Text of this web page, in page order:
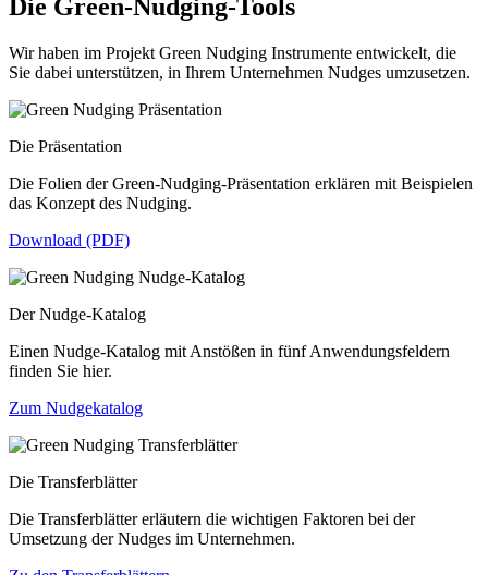
Die Green-Nudging-Tools
Wir haben im Projekt Green Nudging Instrumente entwickelt, die
Sie dabei unterstützen, in Ihrem Unternehmen Nudges umzusetzen.
Die Präsentation
Die Folien der Green-Nudging-Präsentation erklären mit Beispielen
das Konzept des Nudging.
Download (PDF)
Der Nudge-Katalog
Einen Nudge-Katalog mit Anstößen in fünf Anwendungsfeldern
finden Sie hier.
Zum Nudgekatalog
Die Transferblätter
Die Transferblätter erläutern die wichtigen Faktoren bei der
Umsetzung der Nudges im Unternehmen.